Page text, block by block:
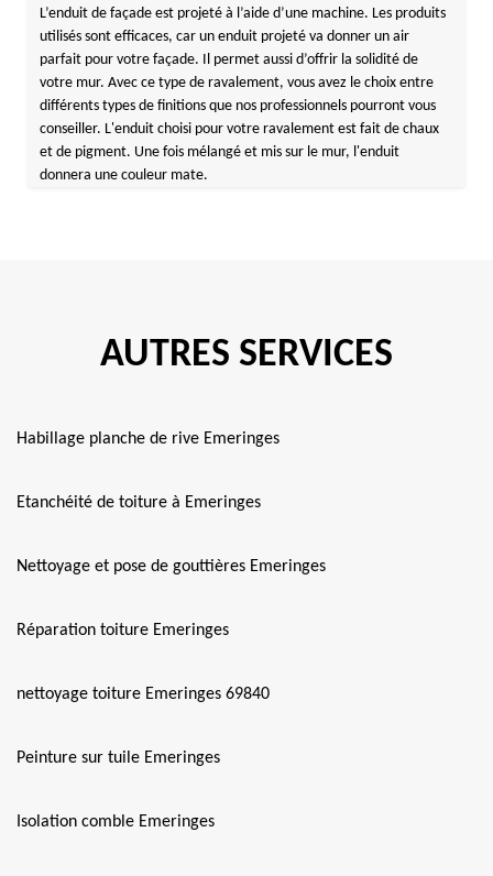
L’enduit de façade est projeté à l’aide d’une machine. Les produits
utilisés sont efficaces, car un enduit projeté va donner un air
parfait pour votre façade. Il permet aussi d’offrir la solidité de
votre mur. Avec ce type de ravalement, vous avez le choix entre
différents types de finitions que nos professionnels pourront vous
conseiller. L'enduit choisi pour votre ravalement est fait de chaux
et de pigment. Une fois mélangé et mis sur le mur, l'enduit
donnera une couleur mate.
AUTRES SERVICES
Habillage planche de rive Emeringes
Etanchéité de toiture à Emeringes
Nettoyage et pose de gouttières Emeringes
Réparation toiture Emeringes
nettoyage toiture Emeringes 69840
Peinture sur tuile Emeringes
Isolation comble Emeringes